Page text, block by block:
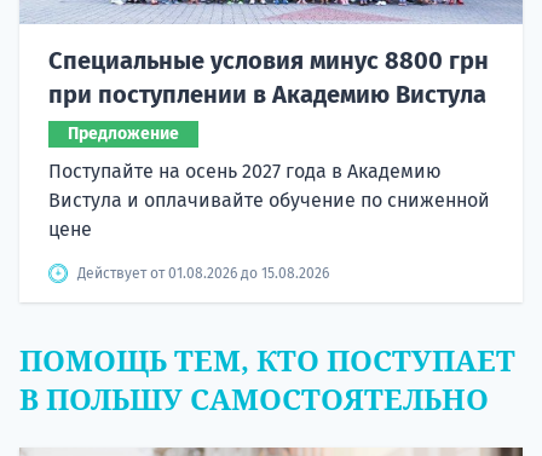
Специальные условия минус 8800 грн
при поступлении в Академию Вистула
Предложение
Поступайте на осень 2027 года в Академию
Вистула и оплачивайте обучение по сниженной
цене
Действует от 01.08.2026 до 15.08.2026
ПОМОЩЬ ТЕМ, КТО ПОСТУПАЕТ
В ПОЛЬШУ САМОСТОЯТЕЛЬНО